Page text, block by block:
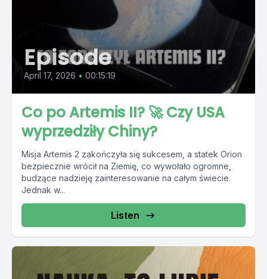
Episode
April 17, 2026 • 00:15:19
Co po Artemis II? 🚀 Czy USA
wyprzedziły Chiny?
Misja Artemis 2 zakończyła się sukcesem, a statek Orion
bezpiecznie wrócił na Ziemię, co wywołało ogromne,
budzące nadzieję zainteresowanie na całym świecie.
Jednak w...
Listen